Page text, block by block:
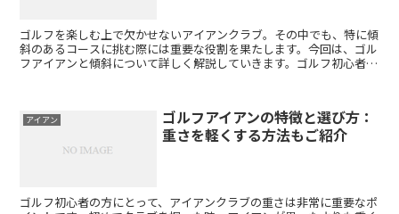
ゴルフを楽しむ上で欠かせないアイアンクラブ。その中でも、特に傾
斜のあるコースに挑む際には重要な役割を果たします。今回は、ゴル
フアイアンと傾斜について詳しく解説していきます。ゴルフ初心者の
アイアン
ゴルフアイアンの特徴と選び方：
重さを軽くする方法もご紹介
ゴルフ初心者の方にとって、アイアンクラブの重さは非常に重要なポ